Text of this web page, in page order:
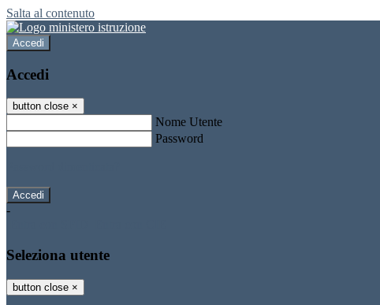
Salta al contenuto
Accedi
Accedi
button close ×
Nome Utente
Password
-
Seleziona utente
button close ×